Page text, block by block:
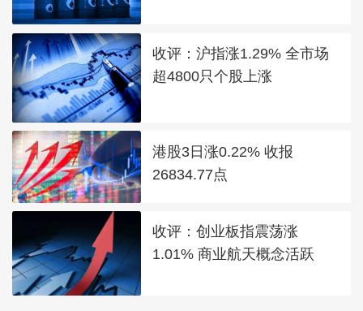
收评：沪指涨1.29% 全市场
超4800只个股上涨
港股3日涨0.22% 收报
26834.77点
收评：创业板指震荡涨
1.01% 商业航天概念活跃